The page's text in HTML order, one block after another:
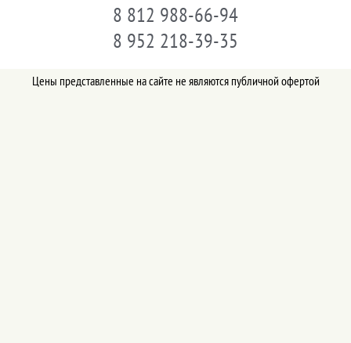
8 812 988-66-94
8 952 218-39-35
Цены представленные на сайте не являются публичной офертой